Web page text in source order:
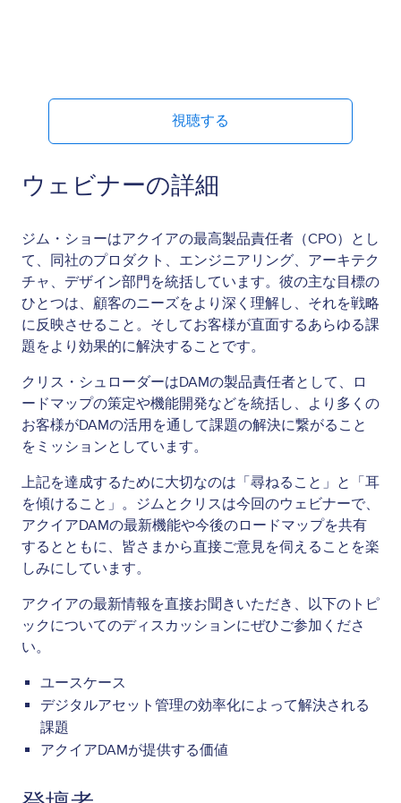
視聴する
ウェビナーの詳細
ジム・ショーはアクイアの最高製品責任者（CPO）とし
て、同社のプロダクト、エンジニアリング、アーキテク
チャ、デザイン部門を統括しています。彼の主な目標の
ひとつは、顧客のニーズをより深く理解し、それを戦略
に反映させること。そしてお客様が直面するあらゆる課
題をより効果的に解決することです。
クリス・シュローダーはDAMの製品責任者として、ロ
ードマップの策定や機能開発などを統括し、より多くの
お客様がDAMの活用を通して課題の解決に繋がること
をミッションとしています。
上記を達成するために大切なのは「尋ねること」と「耳
を傾けること」。ジムとクリスは今回のウェビナーで、
アクイアDAMの最新機能や今後のロードマップを共有
するとともに、皆さまから直接ご意見を伺えることを楽
しみにしています。
アクイアの最新情報を直接お聞きいただき、以下のトピ
ックについてのディスカッションにぜひご参加くださ
い。
ユースケース
デジタルアセット管理の効率化によって解決される
課題
アクイアDAMが提供する価値